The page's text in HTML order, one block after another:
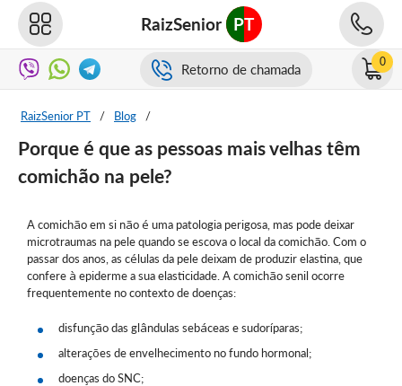
RaizSenior PT
Retorno de chamada 0
RaizSenior PT / Blog /
Porque é que as pessoas mais velhas têm
comichão na pele?
A comichão em si não é uma patologia perigosa, mas pode deixar
microtraumas na pele quando se escova o local da comichão. Com o
passar dos anos, as células da pele deixam de produzir elastina, que
confere à epiderme a sua elasticidade. A comichão senil ocorre
frequentemente no contexto de doenças:
disfunção das glândulas sebáceas e sudoríparas;
alterações de envelhecimento no fundo hormonal;
doenças do SNC;